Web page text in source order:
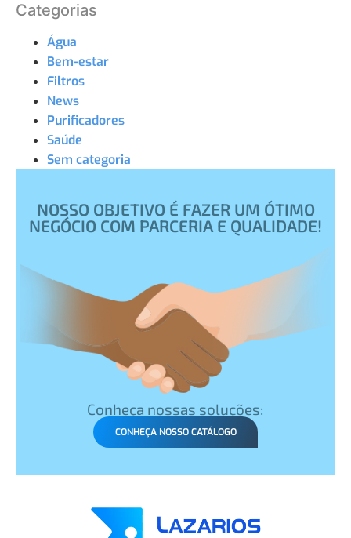
Categorias
Água
Bem-estar
Filtros
News
Purificadores
Saúde
Sem categoria
NOSSO OBJETIVO É FAZER UM ÓTIMO
NEGÓCIO COM PARCERIA E QUALIDADE!
Conheça nossas soluções:
CONHEÇA NOSSO CATÁLOGO